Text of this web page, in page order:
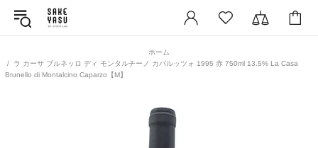
ホーム
ラ カーサ ブルネッロ ディ モンタルチーノ カパルッツォ 1995 赤 750ml 13.5% La Casa
Brunello di Montalcino Caparzo【M】